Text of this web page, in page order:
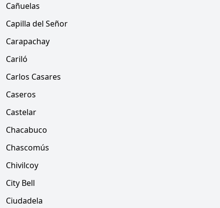
Cañuelas
Capilla del Señor
Carapachay
Cariló
Carlos Casares
Caseros
Castelar
Chacabuco
Chascomús
Chivilcoy
City Bell
Ciudadela